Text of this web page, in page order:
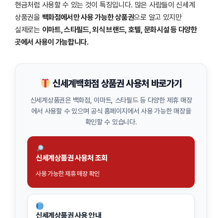
현금처럼 사용할 수 있는 것이 특징입니다. 많은 사람들이 신세계
상품권을 백화점에서만 사용 가능한 상품권으로 알고 있지만
실제로는 이마트, 스타필드, 외식 브랜드, 호텔, 문화시설 등 다양한
곳에서 사용이 가능합니다.
신세계백화점 상품권 사용처 바로가기
신세계상품권은 백화점, 이마트, 스타필드 등 다양한 제휴 매장
에서 사용할 수 있으며 공식 홈페이지에서 사용 가능한 매장을
확인할 수 있습니다.
신세계상품권 사용처 조회
사용 가능한 제휴 매장 확인
신세계상품권 사용 안내